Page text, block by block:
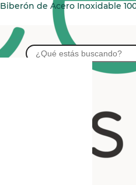
Buscar
Biberón de Acero Inoxidable